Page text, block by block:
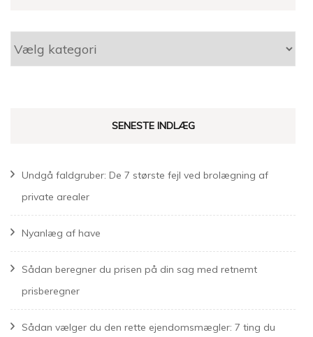
Kategorier
SENESTE INDLÆG
Undgå faldgruber: De 7 største fejl ved brolægning af
private arealer
Nyanlæg af have
Sådan beregner du prisen på din sag med retnemt
prisberegner
Sådan vælger du den rette ejendomsmægler: 7 ting du